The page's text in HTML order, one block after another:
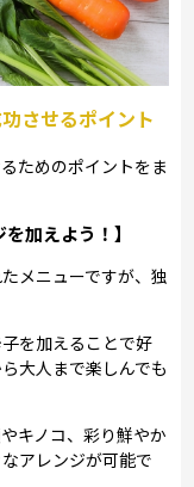
させるポイント
ためのポイントをま
加えよう！】
メニューですが、独
を加えることで好
大人まで楽しんでも
キノコ、彩り鮮やか
アレンジが可能で